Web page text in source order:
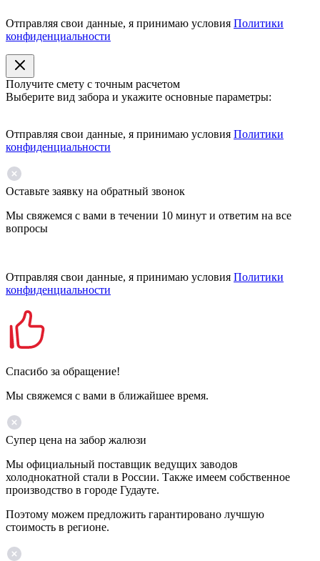
Отправляя свои данные, я принимаю условия Политики
конфиденциальности
Получите смету с точным расчетом
Выберите вид забора и укажите основные параметры:
Отправляя свои данные, я принимаю условия Политики
конфиденциальности
Оставьте заявку на обратный звонок
Мы свяжемся с вами в течении 10 минут и ответим на все
вопросы
Отправляя свои данные, я принимаю условия Политики
конфиденциальности
Спасибо за обращение!
Мы свяжемся с вами в ближайшее время.
Супер цена на забор жалюзи
Мы официальный поставщик ведущих заводов
холоднокатной стали в России. Также имеем собственное
производство в городе Гудауте.
Поэтому можем предложить гарантировано лучшую
стоимость в регионе.